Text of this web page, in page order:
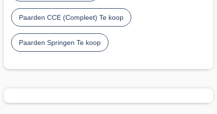
Paarden CCE (Compleet) Te koop
Paarden Springen Te koop